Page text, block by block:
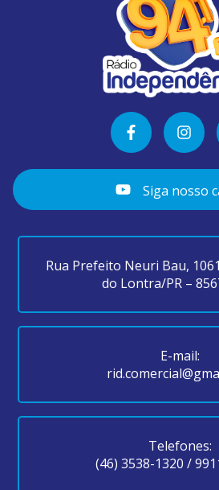
Siga nosso
Rua Prefeito Neuri Bau,
do Lontra/PR –
E-mail:
Telefones:
(46) 3538-1320 /